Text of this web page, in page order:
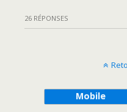
26 RÉPONSES
Mobile